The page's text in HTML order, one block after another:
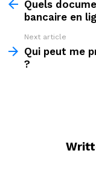
moreQuels
bancaire en
Next article
Qui peut me
?